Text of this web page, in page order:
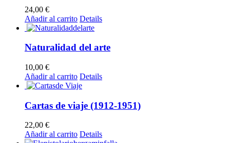
24,00 €
Añadir al carrito Details
Naturalidad del arte
10,00 €
Añadir al carrito Details
Cartas de viaje (1912-1951)
22,00 €
Añadir al carrito Details